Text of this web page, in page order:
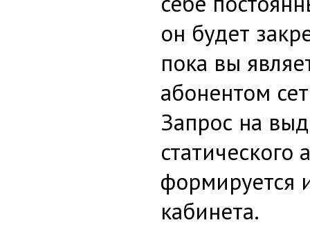
он будет
пока вы
абонентом
Запрос на
статического
формируется
кабинета.